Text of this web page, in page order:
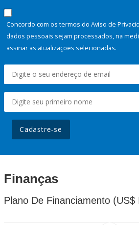
Concordo com os termos do Aviso de
dados pessoais sejam processados, na
assinar as atualizações selecionadas.
Cadastre-se
Finanças
Plano De Financiamento (US$